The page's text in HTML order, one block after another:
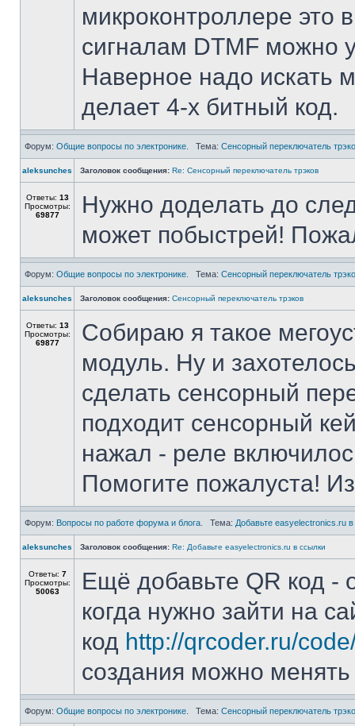
микроконтроллере это
сигналам DTMF можно
Наверное надо искать
делает 4-х битный код.
Форум: Общие вопросы по электронике. Тема: Сенсорный переключатель
aleksunches Заголовок сообщения: Re: Сенсорный переключатель трэков
Ответы: 13
Просмотры:
69877
Нужно доделать до
может побыстрей!
Форум: Общие вопросы по электронике. Тема: Сенсорный переключатель
aleksunches Заголовок сообщения: Сенсорный переключатель трэков
Ответы: 13
Просмотры:
69877
Собираю я такое
модуль. Ну и
сделать сенсорный
подходит сенсорный
нажал - реле
Помогите пожалуста!
Форум: Вопросы по работе форума и блога. Тема: Добавьте easyelectronics.ru
aleksunches Заголовок сообщения: Re: Добавьте easyelectronics.ru в ссылки
Ответы: 7
Просмотры:
50063
Ещё добавьте QR код -
когда нужно зайти на
код http://qrcoder.ru/
создания можно
Форум: Общие вопросы по электронике. Тема: Сенсорный переключатель